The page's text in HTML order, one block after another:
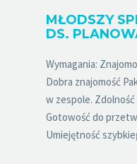
MŁODSZY
DS.
Wymagania:
Dobra znajomość
w zespole.
Gotowość do
Umiejętność